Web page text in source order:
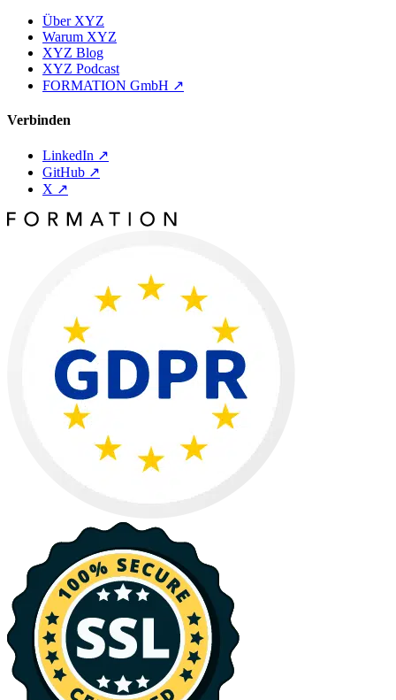
Über XYZ
Warum XYZ
XYZ Blog
XYZ Podcast
FORMATION GmbH ↗
Verbinden
LinkedIn ↗
GitHub ↗
X ↗